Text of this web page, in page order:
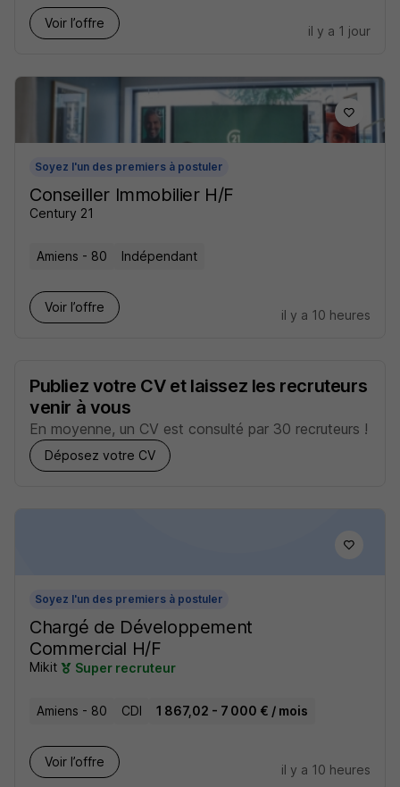
Voir l’offre
il y a 1 jour
Soyez l'un des premiers à postuler
Conseiller Immobilier H/F
Century 21
Amiens - 80 Indépendant
Voir l’offre
il y a 10 heures
Publiez votre CV et laissez les recruteurs
venir à vous
En moyenne, un CV est consulté par 30 recruteurs !
Déposez votre CV
Soyez l'un des premiers à postuler
Chargé de Développement
Commercial H/F
Mikit Super recruteur
Amiens - 80 CDI 1 867,02 - 7 000 € / mois
Voir l’offre
il y a 10 heures